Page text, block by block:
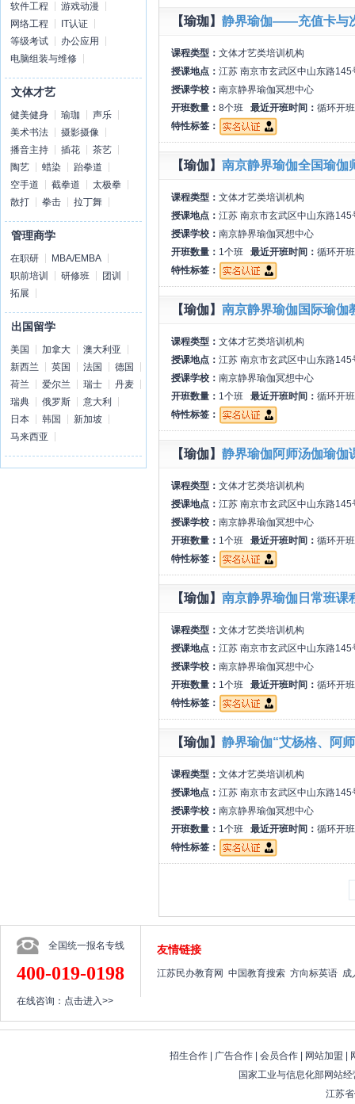
软件工程
游戏动漫
网络工程
IT认证
等级考试
办公应用
电脑组装与维修
文体才艺
健美健身 瑜珈
声乐
美术书法
摄影摄像
播音主持
插花
茶艺
陶艺
蜡染
跆拳道
空手道
截拳道
太极拳
散打
拳击 拉丁舞
管理商学
在职研
MBA/EMBA
职前培训
研修班
团训
拓展
出国留学
美国 加拿大
澳大利亚
新西兰
英国 法国
德国
荷兰
爱尔兰 瑞士
丹麦
瑞典
俄罗斯
意大利
日本
韩国
新加坡
马来西亚
【瑜珈】 静界瑜伽——充值卡与
课程类型： 文体才艺类培训机构
授课地点： 江苏 南京市玄武区中山东路
授课学校： 南京静界瑜伽冥想中心
开班数量： 8个班 最近开班时间： 循环开班
特性标签：
【瑜伽】 南京静界瑜伽全国瑜伽
课程类型： 文体才艺类培训机构
授课地点： 江苏 南京市玄武区中山东路
授课学校： 南京静界瑜伽冥想中心
开班数量： 1个班 最近开班时间： 循环开班
特性标签：
【瑜伽】 南京静界瑜伽国际瑜伽
课程类型： 文体才艺类培训机构
授课地点： 江苏 南京市玄武区中山东路
授课学校： 南京静界瑜伽冥想中心
开班数量： 1个班 最近开班时间： 循环开班
特性标签：
【瑜伽】 静界瑜伽阿师汤伽瑜伽
课程类型： 文体才艺类培训机构
授课地点： 江苏 南京市玄武区中山东路
授课学校： 南京静界瑜伽冥想中心
开班数量： 1个班 最近开班时间： 循环开班
特性标签：
【瑜伽】 南京静界瑜伽日常班课
课程类型： 文体才艺类培训机构
授课地点： 江苏 南京市玄武区中山东路
授课学校： 南京静界瑜伽冥想中心
开班数量： 1个班 最近开班时间： 循环开班
特性标签：
【瑜伽】 静界瑜伽“艾杨格、阿
课程类型： 文体才艺类培训机构
授课地点： 江苏 南京市玄武区中山东路
授课学校： 南京静界瑜伽冥想中心
开班数量： 1个班 最近开班时间： 循环开班
特性标签：
全国统一报名专线
400-019-0198
在线咨询： 点击进入>>
友情链接
江苏民办教育网 中国教育搜索 方向标英语 成
招生合作| 广告合作| 会员合作| 网站加盟 |
国家工业与信息化部网站
江苏